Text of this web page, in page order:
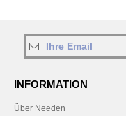
INFORMATION
Über Needen